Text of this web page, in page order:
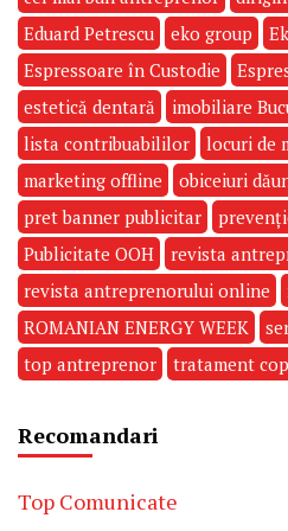
Eduard Petrescu
eko group
Espressoare în Custodie
estetică dentară
imobiliare
lista contribuabililor
locuri de
marketing offline
obiceiuri
pret banner publicitar
Publicitate OOH
revista
revista antreprenorului online
ROMANIAN ENERGY WEEK
top antreprenor
tratament
Recomandari
Top Comunicate